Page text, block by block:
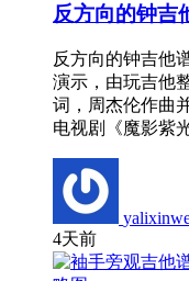
反方向的钟吉
反方向的钟吉他
演示，由玩吉他
词，周杰伦作曲
电视剧《魔影紫
4天前